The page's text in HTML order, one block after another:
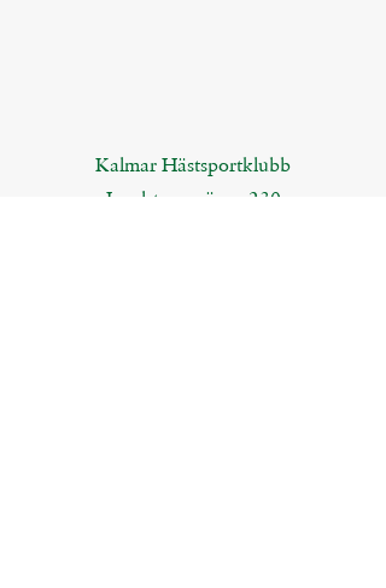
Kalmar Hästsportklubb
Ingelstorpsvägen 230